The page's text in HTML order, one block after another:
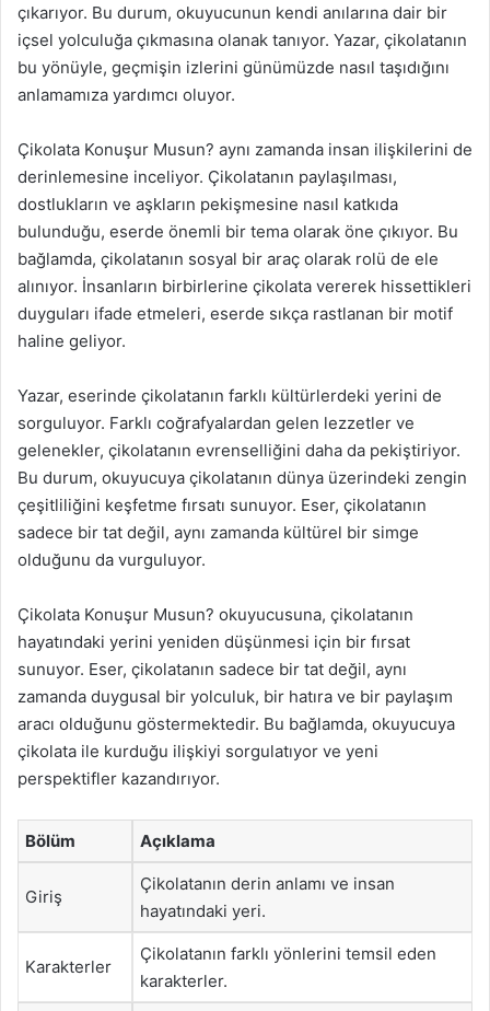
çıkarıyor. Bu durum, okuyucunun kendi anılarına dair bir
içsel yolculuğa çıkmasına olanak tanıyor. Yazar, çikolatanın
bu yönüyle, geçmişin izlerini günümüzde nasıl taşıdığını
anlamamıza yardımcı oluyor.
Çikolata Konuşur Musun? aynı zamanda insan ilişkilerini de
derinlemesine inceliyor. Çikolatanın paylaşılması,
dostlukların ve aşkların pekişmesine nasıl katkıda
bulunduğu, eserde önemli bir tema olarak öne çıkıyor. Bu
bağlamda, çikolatanın sosyal bir araç olarak rolü de ele
alınıyor. İnsanların birbirlerine çikolata vererek hissettikleri
duyguları ifade etmeleri, eserde sıkça rastlanan bir motif
haline geliyor.
Yazar, eserinde çikolatanın farklı kültürlerdeki yerini de
sorguluyor. Farklı coğrafyalardan gelen lezzetler ve
gelenekler, çikolatanın evrenselliğini daha da pekiştiriyor.
Bu durum, okuyucuya çikolatanın dünya üzerindeki zengin
çeşitliliğini keşfetme fırsatı sunuyor. Eser, çikolatanın
sadece bir tat değil, aynı zamanda kültürel bir simge
olduğunu da vurguluyor.
Çikolata Konuşur Musun? okuyucusuna, çikolatanın
hayatındaki yerini yeniden düşünmesi için bir fırsat
sunuyor. Eser, çikolatanın sadece bir tat değil, aynı
zamanda duygusal bir yolculuk, bir hatıra ve bir paylaşım
aracı olduğunu göstermektedir. Bu bağlamda, okuyucuya
çikolata ile kurduğu ilişkiyi sorgulatıyor ve yeni
perspektifler kazandırıyor.
Bölüm Açıklama
Giriş
Çikolatanın derin anlamı ve insan
hayatındaki yeri.
Karakterler
Çikolatanın farklı yönlerini temsil eden
karakterler.